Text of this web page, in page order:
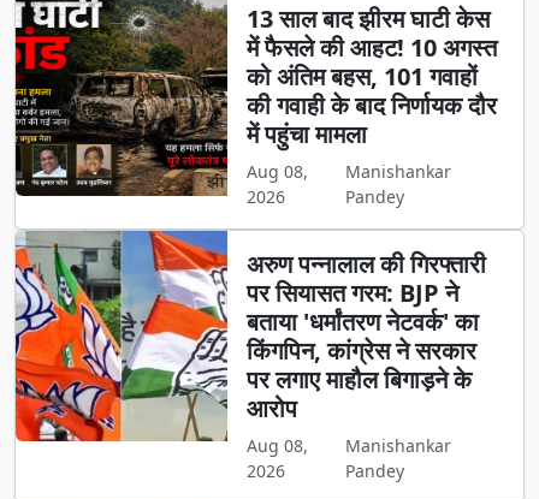
13 साल बाद झीरम घाटी केस
में फैसले की आहट! 10 अगस्त
को अंतिम बहस, 101 गवाहों
की गवाही के बाद निर्णायक दौर
में पहुंचा मामला
Aug 08,
2026
Manishankar
Pandey
अरुण पन्नालाल की गिरफ्तारी
पर सियासत गरम: BJP ने
बताया 'धर्मांतरण नेटवर्क' का
किंगपिन, कांग्रेस ने सरकार
पर लगाए माहौल बिगाड़ने के
आरोप
Aug 08,
2026
Manishankar
Pandey